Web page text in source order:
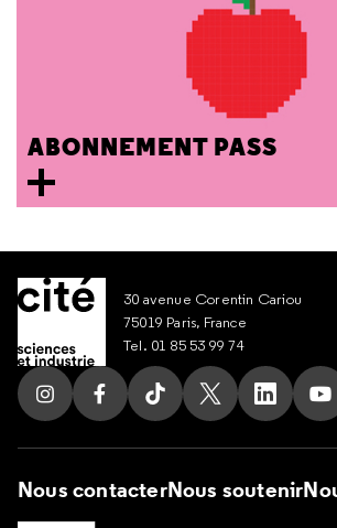
ABONNEMENT PASS
30 avenue Corentin Cariou
75019 Paris, France
Tel. 01 85 53 99 74
Suivez nous sur Instagram
Suivez nous sur Facebook
Suivez nous sur Tik
Suivez nous
Suivez
Nous contacterNous soutenir